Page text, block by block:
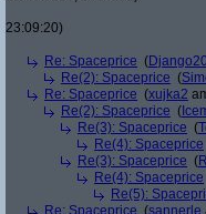
23:09:20)
Re: Spaceprice (
Re(2): Spaceprice (
Re: Spaceprice (xujka2
Re(2): Spaceprice (
Re(3): Spaceprice (
Re(4): Spaceprice
Re(3): Spaceprice (
Re(4): Spaceprice
Re(5):
Re: Spaceprice (sannerle